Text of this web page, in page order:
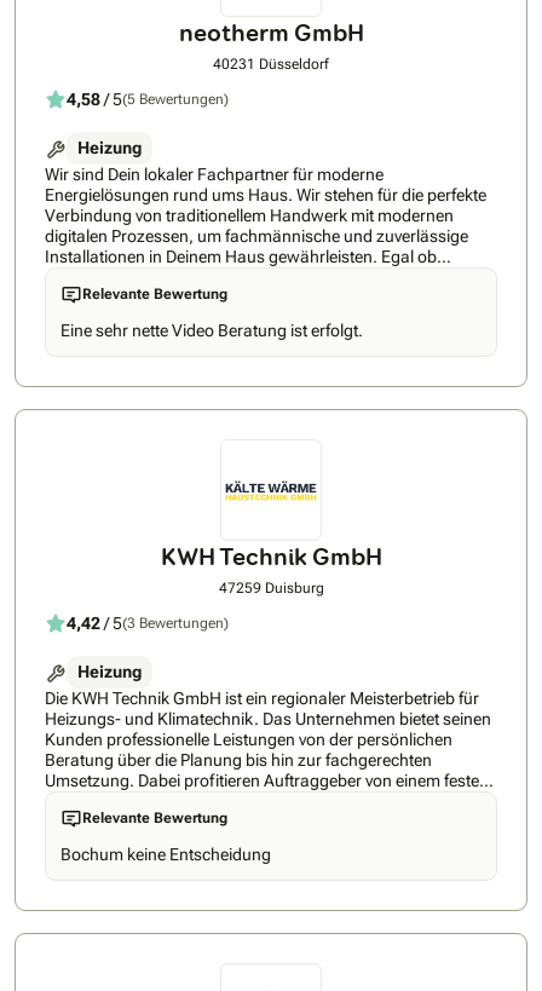
neotherm GmbH
40231 Düsseldorf
4,58/ 5(5 Bewertungen)
Heizung
Wir sind Dein lokaler Fachpartner für moderne
Energielösungen rund ums Haus. Wir stehen für die perfekte
Verbindung von traditionellem Handwerk mit modernen
digitalen Prozessen, um fachmännische und zuverlässige
Installationen in Deinem Haus gewährleisten. Egal ob
Wärmepumpe, Photovoltaik, Klimagerät und alles, was dazu
gehört - neotherm berät Dich kompetent und unterbreitet Dir
ein schnelles Angebot. Dafür sorgt unser technischer
Geschäftsführer Klaus Tönnies. Er ist Meister (Installateur
und Heizungsbauer), dazu Elektrotechniker und
Deine Immobilie eine maßgeschneiderte Lösung finden. Wir
Erdwärmepumpen. Unser Angebot ist primär auf die
Premium-Marken Bosch, Buderus und die ZEWO
jedoch auch Wärmepumpen der Hersteller Viessmann,
Junkers, Daikin und Vaillant an. Wir arbeiten
herstellerunabhängig und zielen darauf ab für Dein Zuhause
Relevante Bewertung
Eine sehr nette Video Beratung ist erfolgt.
KWH Technik GmbH
47259 Duisburg
4,42/ 5(3 Bewertungen)
Heizung
Die KWH Technik GmbH ist ein regionaler Meisterbetrieb für
Heizungs- und Klimatechnik. Das Unternehmen bietet seinen
Kunden professionelle Leistungen von der persönlichen
Beratung über die Planung bis hin zur fachgerechten
Umsetzung. Dabei profitieren Auftraggeber von einem festen
Ansprechpartner während des gesamten Projekts.
Besonderer Wert wird auf saubere Ausführung,
termingerechte Fertigstellung und hohe Qualitätsstandards
gelegt. Jede Anlage wird individuell auf die Anforderungen
des Gebäudes und der Nutzer abgestimmt, um effiziente und
Relevante Bewertung
Bochum keine Entscheidung